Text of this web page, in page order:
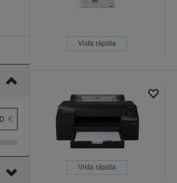
€
Vista rápida
Vista rápida